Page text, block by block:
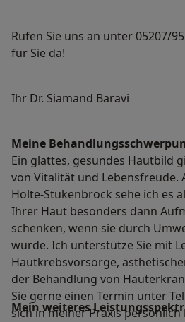
Rufen Sie uns an unter 05207/
für Sie da!
Ihr Dr. Siamand Baravi
Meine
Ein glattes, gesundes Hautbild
von Vitalität und Lebensfreude.
Holte-Stukenbrock sehe ich es
Ihrer Haut besonders dann
schenken, wenn sie durch
wurde. Ich unterstütze Sie mit
Hautkrebsvorsorge,
der Behandlung von
Sie gerne einen Termin unter
sich in meiner Praxis persönlich
Mein weiteres